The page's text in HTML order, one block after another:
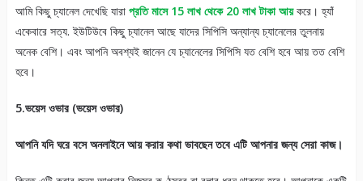
আমি কিছু চ্যানেল দেখেছি যারা প্রতি মাসে 15 লাখ থেকে 20 লাখ টাকা আয় করে। হ্যাঁ
একেবারে সত্য. ইউটিউবে কিছু চ্যানেল আছে যাদের সিপিসি অন্যান্য চ্যানেলের তুলনায়
অনেক বেশি। এবং আপনি অবশ্যই জানেন যে চ্যানেলের সিপিসি যত বেশি হবে আয় তত বেশি
হবে।
5.ভয়েস ওভার (ভয়েস ওভার)
আপনি যদি ঘরে বসে অনলাইনে আয় করার কথা ভাবছেন তবে এটি আপনার জন্য সেরা কাজ।